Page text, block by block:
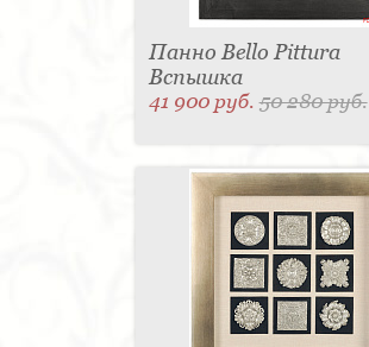
Панно Bello Pittura
Вспышка
41 900 руб.50 280 руб.